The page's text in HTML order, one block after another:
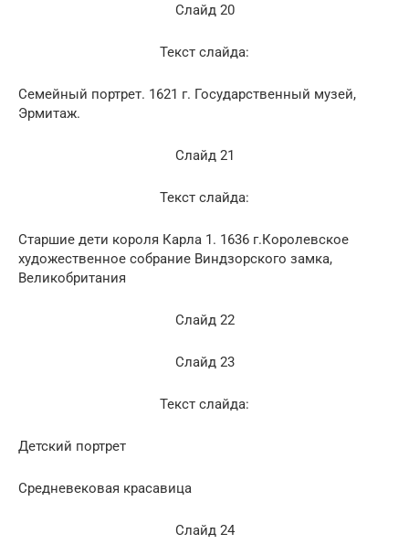
Слайд 20
Текст слайда:
Семейный портрет. 1621 г. Государственный музей,
Эрмитаж.
Слайд 21
Текст слайда:
Старшие дети короля Карла 1. 1636 г.Королевское
художественное собрание Виндзорского замка,
Великобритания
Слайд 22
Слайд 23
Текст слайда:
Детский портрет
Средневековая красавица
Слайд 24